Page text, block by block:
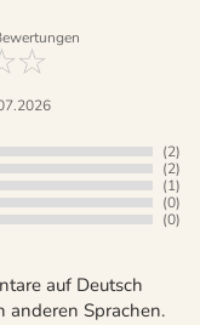
(2)
(2)
(1)
(0)
(0)
auf Deutsch
anderen Sprachen.